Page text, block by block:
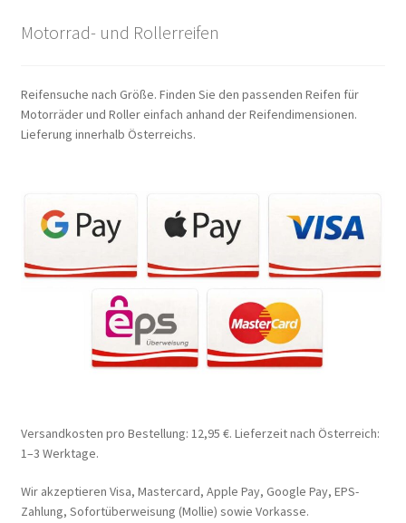
Motorrad- und Rollerreifen
Reifensuche nach Größe. Finden Sie den passenden Reifen für
Motorräder und Roller einfach anhand der Reifendimensionen.
Lieferung innerhalb Österreichs.
Versandkosten pro Bestellung: 12,95 €. Lieferzeit nach Österreich:
1–3 Werktage.
Wir akzeptieren Visa, Mastercard, Apple Pay, Google Pay, EPS-
Zahlung, Sofortüberweisung (Mollie) sowie Vorkasse.